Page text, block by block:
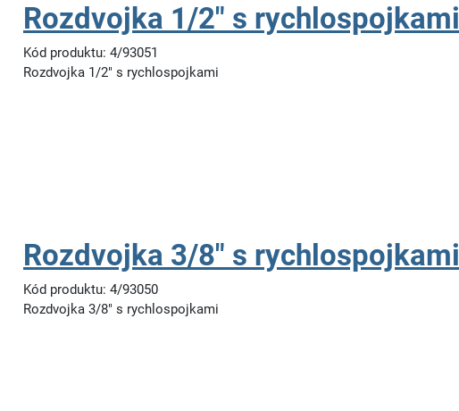
Rozdvojka 1/2" s rychlospojkami
Kód produktu: 4/93051
Rozdvojka 1/2" s rychlospojkami
Rozdvojka 3/8" s rychlospojkami
Kód produktu: 4/93050
Rozdvojka 3/8" s rychlospojkami